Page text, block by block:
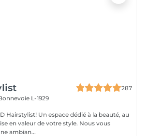
287
L-1929
Hairstylist! Un espace dédié à la beauté, au
valeur de votre style. Nous vous
ambian...